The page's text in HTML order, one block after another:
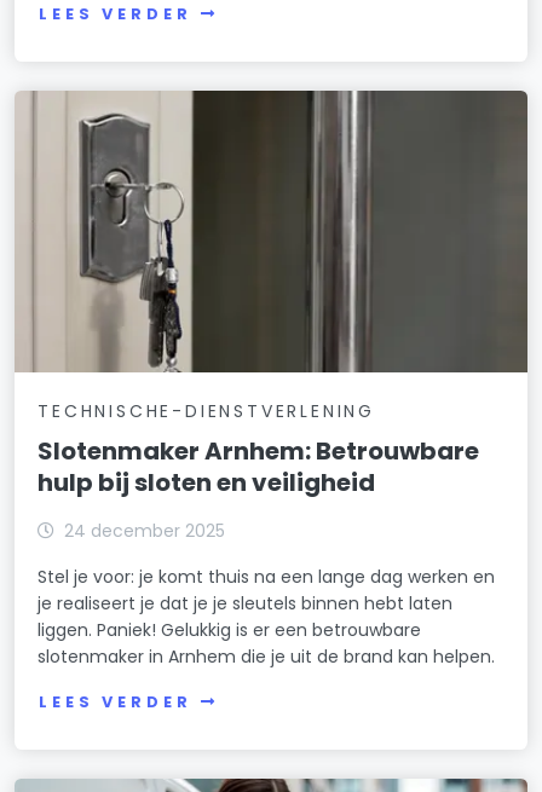
LEES VERDER
TECHNISCHE-DIENSTVERLENING
Slotenmaker Arnhem: Betrouwbare
hulp bij sloten en veiligheid
24 december 2025
Stel je voor: je komt thuis na een lange dag werken en
je realiseert je dat je je sleutels binnen hebt laten
liggen. Paniek! Gelukkig is er een betrouwbare
slotenmaker in Arnhem die je uit de brand kan helpen.
LEES VERDER